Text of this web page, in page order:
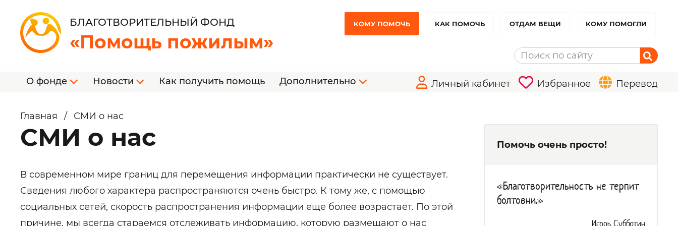
БЛАГОТВОРИТЕЛЬНЫЙ ФОНД
«Помощь пожилым»
КОМУ ПОМОЧЬ КАК ПОМОЧЬ ОТДАМ ВЕЩИ КОМУ ПОМОГЛИ
О фонде Новости Как получить помощь Дополнительно Личный кабинет Избранное Перевод
Главная / СМИ о нас
СМИ о нас
В современном мире границ для перемещения информации практически не существует.
Сведения любого характера распространяются очень быстро. К тому же, с помощью
социальных сетей, скорость распространения информации еще более возрастает. По этой
причине, мы всегда стараемся отслеживать информацию, которую размещают о нас
Помочь очень просто!
«Благотворительность не терпит
болтовни.»